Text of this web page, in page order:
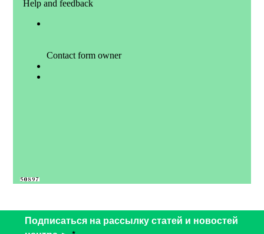
Подписаться на рассылку статей и новостей